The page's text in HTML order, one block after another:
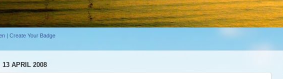
| Create Your Badge
13 APRIL 2008